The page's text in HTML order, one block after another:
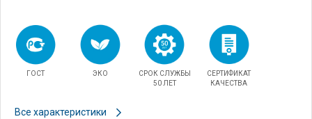
ГОСТ ЭКО
СРОК СЛУЖБЫ
50 ЛЕТ
СЕРТИФИКАТ
КАЧЕСТВА
Все характеристики